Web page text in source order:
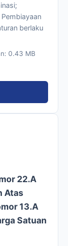
0.43 MB
22.A
Atas
13.A
Satuan